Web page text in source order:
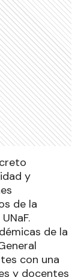
y
de la
de la
con una
y docentes